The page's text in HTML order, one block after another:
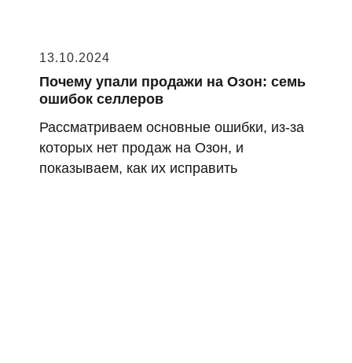
13.10.2024
Почему упали продажи на Озон: семь
ошибок селлеров
Рассматриваем основные ошибки, из-за
которых нет продаж на Озон, и
показываем, как их исправить